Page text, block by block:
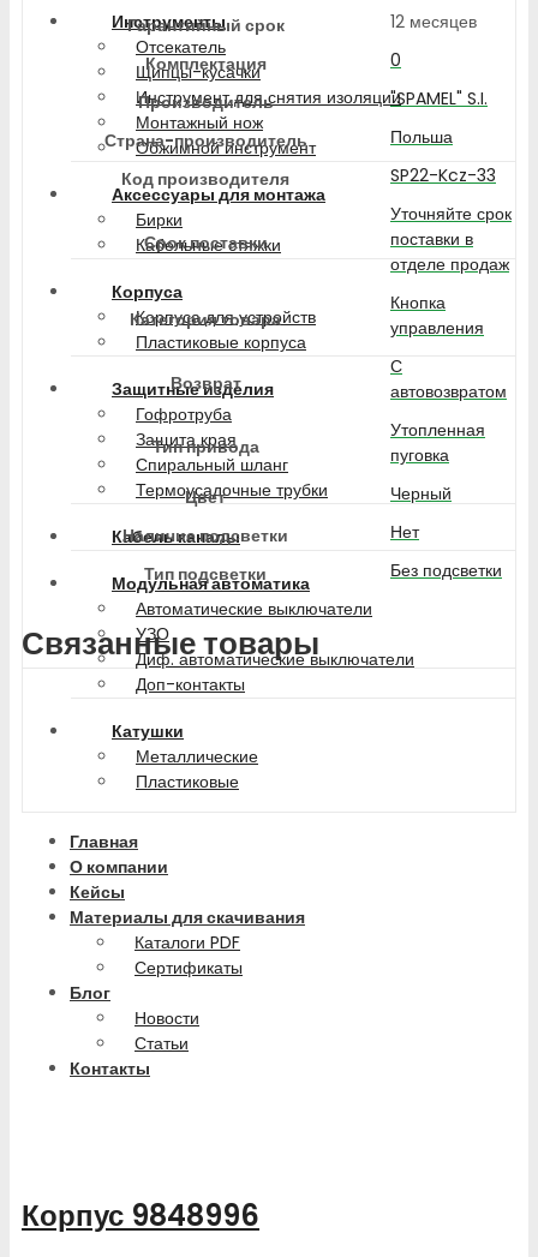
Инструменты
Отсекатель
Щипцы-кусачки
Инструмент для снятия изоляции
Монтажный нож
Обжимной инструмент
Аксессуары для монтажа
Бирки
Кабельные стяжки
Корпуса
Корпуса для устройств
Пластиковые корпуса
Защитные изделия
Гофротруба
Защита края
Спиральный шланг
Термоусадочные трубки
Кабель каналы
Модульная автоматика
Автоматические выключатели
УЗО
Диф. автоматические выключатели
Доп-контакты
Катушки
Металлические
Пластиковые
Главная
О компании
Кейсы
Материалы для скачивания
Каталоги PDF
Сертификаты
Блог
Новости
Статьи
Контакты
Гарантийный срок
12 месяцев
Комплектация
0
Производитель
"SPAMEL" S.I.
Страна-производитель
Польша
Код производителя
SP22-Kcz-33
Срок поставки
Уточняйте срок
поставки в
отделе продаж
Категория товара
Кнопка
управления
Возврат
С
автовозвратом
Тип привода
Утопленная
пуговка
Цвет
Черный
Наличие подсветки
Нет
Тип подсветки
Без подсветки
Связанные товары
Корпус 9848996